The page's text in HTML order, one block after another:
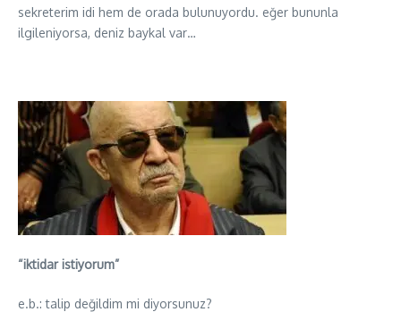
sekreterim idi hem de orada bulunuyordu. eğer bununla
ilgileniyorsa, deniz baykal var…
“iktidar istiyorum”
e.b.: talip değildim mi diyorsunuz?